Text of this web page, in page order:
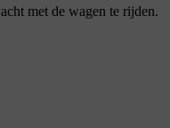
met de wagen te rijden.